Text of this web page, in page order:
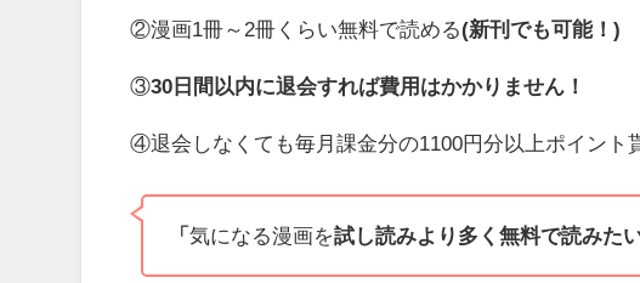
②漫画1冊～2冊くらい無料で読める(新刊でも可能！)
③30日間以内に退会すれば費用はかかりません！
④退会しなくても毎月課金分の1100円分以上ポイント
「 気になる漫画を試し読みより多く無料で読みたい